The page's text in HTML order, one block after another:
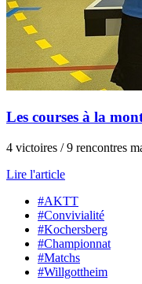
Les courses à la
4 victoires / 9 rencontres
Lire l'article
#AKTT
#Convivialité
#Kochersberg
#Championnat
#Matchs
#Willgottheim